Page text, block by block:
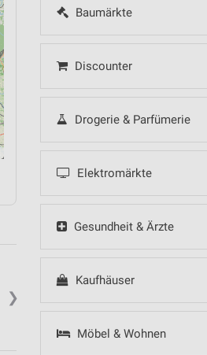
Baumärkte
Discounter
Drogerie & Parfümerie
Elektromärkte
Gesundheit & Ärzte
Kaufhäuser
Möbel & Wohnen
❯